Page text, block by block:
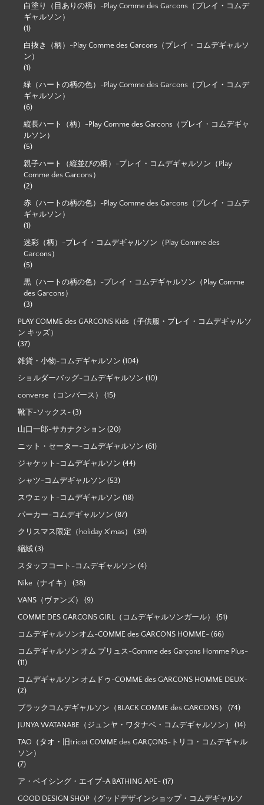
白塗り（目ありの柄）-Play Comme des Garcons（プレイ・コムデ
ギャルソン）
(1)
白抜き（柄）-Play Comme des Garcons（プレイ・コムデギャルソ
ン）
(1)
緑（ハートの柄の色）-Play Comme des Garcons（プレイ・コムデ
ギャルソン）
(6)
縦長ハート（柄）-Play Comme des Garcons（プレイ・コムデギャ
ルソン）
(5)
親子ハート（縦並びの柄）-プレイ・コムデギャルソン（Play
Comme des Garcons）
(2)
赤（ハートの柄の色）-Play Comme des Garcons（プレイ・コムデ
ギャルソン）
(1)
迷彩（柄）-プレイ・コムデギャルソン（Play Comme des
Garcons）
(5)
黒（ハートの柄の色）-プレイ・コムデギャルソン（Play Comme
des Garcons）
(3)
PLAY COMME des GARCONS Kids（子供服・プレイ・コムデギャルソ
ン キッズ）
(37)
雑貨・小物-コムデギャルソン (104)
ショルダーバッグ-コムデギャルソン (10)
converse（コンバース） (15)
靴下-ソックス- (3)
山口一郎-サカナクション (20)
ニット・セーター-コムデギャルソン (61)
ジャケット-コムデギャルソン (44)
シャツ-コムデギャルソン (53)
スウェット-コムデギャルソン (18)
パーカー-コムデギャルソン (87)
クリスマス限定（holiday X'mas） (39)
縮絨 (3)
スタッフコート-コムデギャルソン (4)
Nike（ナイキ） (38)
VANS（ヴァンズ） (9)
COMME DES GARCONS GIRL（コムデギャルソンガール） (51)
コムデギャルソンオム-COMME des GARCONS HOMME- (66)
コムデギャルソン オム プリュス-Comme des Garçons Homme Plus-
(11)
コムデギャルソン オムドゥ-COMME des GARCONS HOMME DEUX-
(2)
ブラックコムデギャルソン（BLACK COMME des GARCONS） (74)
JUNYA WATANABE（ジュンヤ・ワタナベ・コムデギャルソン） (14)
TAO（タオ・旧tricot COMME des GARÇONS-トリコ・コムデギャル
ソン）
(7)
ア・ベイシング・エイプ-A BATHING APE- (17)
GOOD DESIGN SHOP（グッドデザインショップ・コムデギャルソ